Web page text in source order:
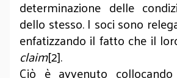
determinazione delle
dello stesso. I soci sono
enfatizzando il fatto che il
claim[2].
Ciò è avvenuto